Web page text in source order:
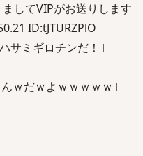
してVIPがお送りします
ID:tJTURZPlO
サミギロチンだ！｣
ｗだｗよｗｗｗｗｗ｣